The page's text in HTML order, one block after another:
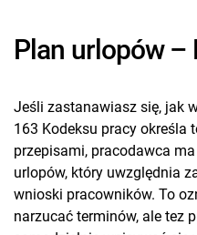
Plan urlopów –
Jeśli zastanawiasz się, jak
163 Kodeksu pracy określa
przepisami, pracodawca
urlopów, który uwzględnia
wnioski pracowników. To
narzucać terminów, ale tez